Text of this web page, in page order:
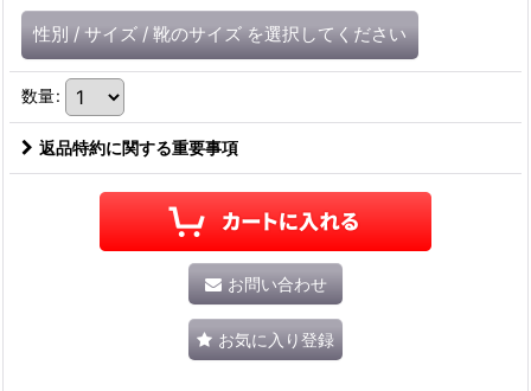
性別 / サイズ / 靴のサイズ を選択してください
数量:
返品特約に関する重要事項
お問い合わせ
お気に入り登録